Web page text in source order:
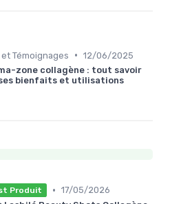
Témoignages • 12/06/2025
zone collagène : tout savoir
bienfaits et utilisations
Produit • 17/05/2026